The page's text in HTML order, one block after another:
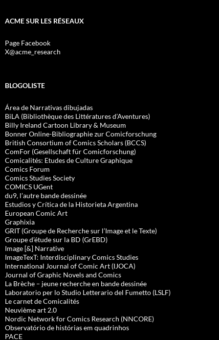
ACME SUR LES RÉSEAUX
Page Facebook
X@acme_research
BLOGOLISTE
Área de Narrativas dibujadas
BiLA (Bibliothèque des Littératures d’Aventures)
Billy Ireland Cartoon Library & Museum
Bonner Online-Bibliographie zur Comicforschung
British Consortium of Comics Scholars (BCCS)
ComFor (Gesellschaft für Comicforschung)
Comicalités: Etudes de Culture Graphique
Comics Forum
Comics Studies Society
COMICS UGent
du9, l’autre bande dessinée
Estudios y Crítica de la Historieta Argentina
European Comic Art
Graphixia
GRIT (Groupe de Recherche sur l’Image et le Texte)
Groupe d’étude sur la BD (GrEBD)
Image [&] Narrative
ImageTexT: Interdisciplinary Comics Studies
International Journal of Comic Art (IJOCA)
Journal of Graphic Novels and Comics
La Brèche – jeune recherche en bande dessinée
Laboratorio per lo Studio Letterario del Fumetto (LSLF)
Le carnet de Comicalités
Neuvième art 2.0
Nordic Network for Comics Research (NNCORE)
Observatório de histórias em quadrinhos
PACE